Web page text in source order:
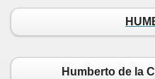
Humberto de la